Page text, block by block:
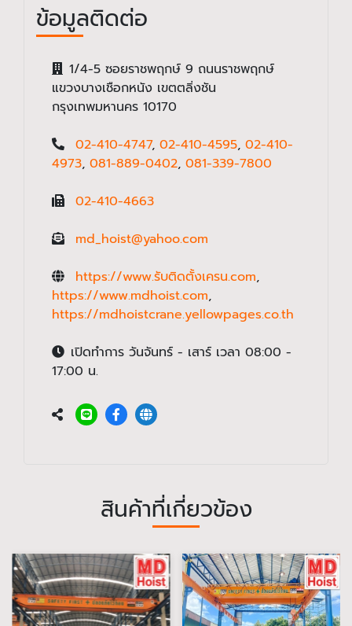
ข้อมูลติดต่อ
1/4-5 ซอยราชพฤกษ์ 9 ถนนราชพฤกษ์
แขวงบางเชือกหนัง เขตตลิ่งชัน
กรุงเทพมหานคร 10170
02-410-4747, 02-410-4595, 02-410-
4973, 081-889-0402, 081-339-7800
02-410-4663
md_hoist@yahoo.com
https://www.รับติดตั้งเครน.com,
https://www.mdhoist.com,
https://mdhoistcrane.yellowpages.co.th
เปิดทำการ วันจันทร์ - เสาร์ เวลา 08:00 -
17:00 น.
สินค้าที่เกี่ยวข้อง